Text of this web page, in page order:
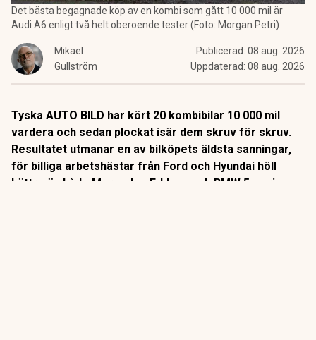
Det bästa begagnade köp av en kombi som gått 10 000 mil är
Audi A6 enligt två helt oberoende tester (Foto: Morgan Petri)
Mikael
Gullström
Publicerad: 08 aug. 2026
Uppdaterad: 08 aug. 2026
Tyska AUTO BILD har kört 20 kombibilar 10 000 mil
vardera och sedan plockat isär dem skruv för skruv.
Resultatet utmanar en av bilköpets äldsta sanningar,
för billiga arbetshästar från Ford och Hyundai höll
bättre än både Mercedes E-klass och BMW 5-serie.